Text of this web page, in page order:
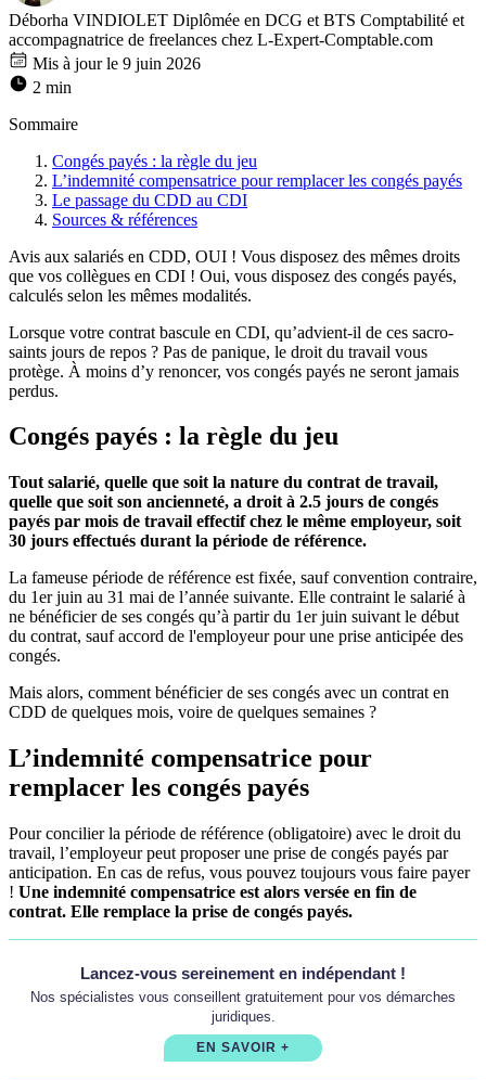
Déborha VINDIOLET Diplômée en DCG et BTS Comptabilité et
accompagnatrice de freelances chez L-Expert-Comptable.com
Mis à jour le 9 juin 2026
2 min
Sommaire
Congés payés : la règle du jeu
L’indemnité compensatrice pour remplacer les congés payés
Le passage du CDD au CDI
Sources & références
Avis aux salariés en CDD, OUI ! Vous disposez des mêmes droits
que vos collègues en CDI ! Oui, vous disposez des congés payés,
calculés selon les mêmes modalités.
Lorsque votre contrat bascule en CDI, qu’advient-il de ces sacro-
saints jours de repos ? Pas de panique, le droit du travail vous
protège. À moins d’y renoncer, vos congés payés ne seront jamais
perdus.
Congés payés : la règle du jeu
Tout salarié, quelle que soit la nature du contrat de travail,
quelle que soit son ancienneté, a droit à 2.5 jours de congés
payés par mois de travail effectif chez le même employeur, soit
30 jours effectués durant la période de référence.
La fameuse période de référence est fixée, sauf convention contraire,
du 1er juin au 31 mai de l’année suivante. Elle contraint le salarié à
ne bénéficier de ses congés qu’à partir du 1er juin suivant le début
du contrat, sauf accord de l'employeur pour une prise anticipée des
congés.
Mais alors, comment bénéficier de ses congés avec un contrat en
CDD de quelques mois, voire de quelques semaines ?
L’indemnité compensatrice pour
remplacer les congés payés
Pour concilier la période de référence (obligatoire) avec le droit du
travail, l’employeur peut proposer une prise de congés payés par
anticipation. En cas de refus, vous pouvez toujours vous faire payer
! Une indemnité compensatrice est alors versée en fin de
contrat. Elle remplace la prise de congés payés.
Lancez-vous sereinement en indépendant !
Nos spécialistes vous conseillent gratuitement pour vos démarches
juridiques.
EN SAVOIR +